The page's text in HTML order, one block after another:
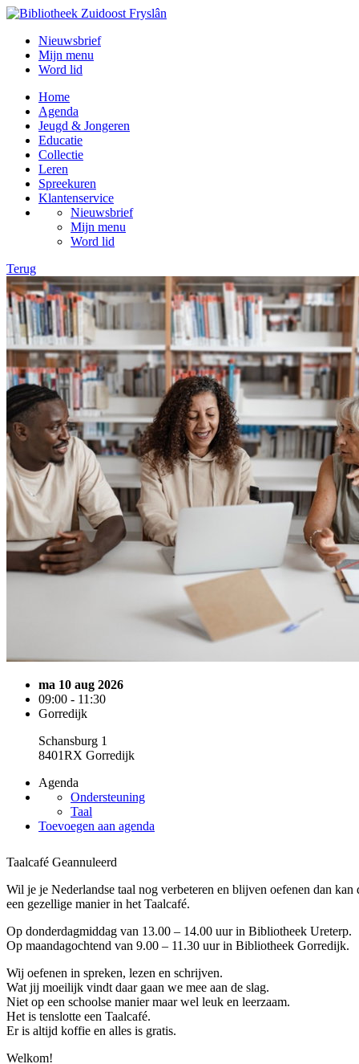
Nieuwsbrief
Mijn menu
Word lid
Home
Agenda
Jeugd & Jongeren
Educatie
Collectie
Leren
Spreekuren
Klantenservice
Nieuwsbrief
Mijn menu
Word lid
Terug
ma 10 aug 2026
09:00 - 11:30
Gorredijk
Schansburg 1
8401RX Gorredijk
Agenda
Ondersteuning
Taal
Toevoegen aan agenda
Taalcafé Geannuleerd
Wil je je Nederlandse taal nog verbeteren en blijven oefenen dan kan
een gezellige manier in het Taalcafé.
Op donderdagmiddag van 13.00 – 14.00 uur in Bibliotheek Ureterp.
Op maandagochtend van 9.00 – 11.30 uur in Bibliotheek Gorredijk.
Wij oefenen in spreken, lezen en schrijven.
Wat jij moeilijk vindt daar gaan we mee aan de slag.
Niet op een schoolse manier maar wel leuk en leerzaam.
Het is tenslotte een Taalcafé.
Er is altijd koffie en alles is gratis.
Welkom!